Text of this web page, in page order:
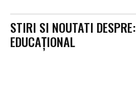
STIRI SI NOUTATI DESPRE:
EDUCAȚIONAL